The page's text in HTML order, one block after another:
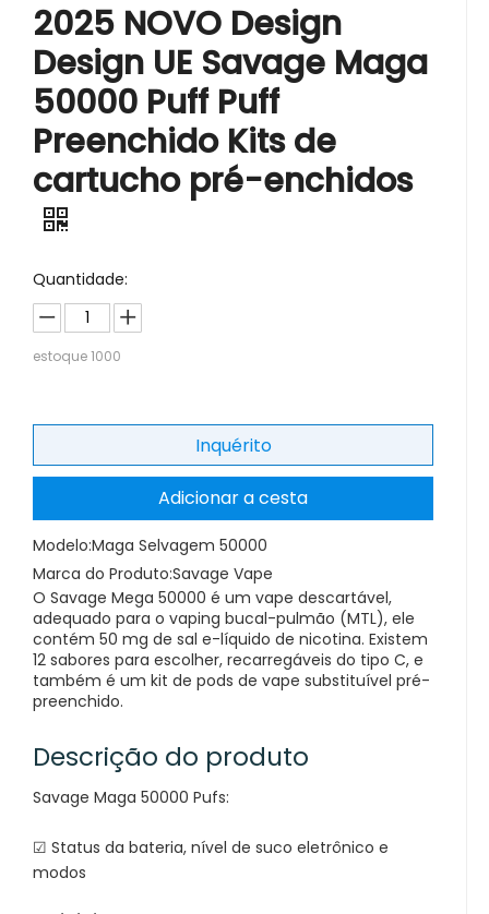
2025 NOVO Design
Design UE Savage Maga
50000 Puff Puff
Preenchido Kits de
cartucho pré-enchidos
Quantidade:
estoque1000
Inquérito
Adicionar a cesta
Modelo:Maga Selvagem 50000
Marca do Produto:Savage Vape
O Savage Mega 50000 é um vape descartável,
adequado para o vaping bucal-pulmão (MTL), ele
contém 50 mg de sal e-líquido de nicotina. Existem
12 sabores para escolher, recarregáveis ​​do tipo C, e
também é um kit de pods de vape substituível pré-
preenchido.
Descrição do produto
Savage Maga 50000 Pufs:
☑ Status da bateria, nível de suco eletrônico e
modos